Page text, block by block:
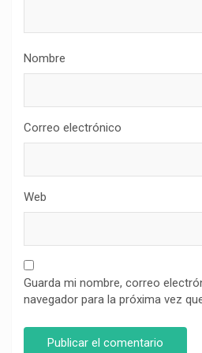
Nombre
Correo electrónico
Web
Guarda mi nombre, correo
navegador para la próxima vez